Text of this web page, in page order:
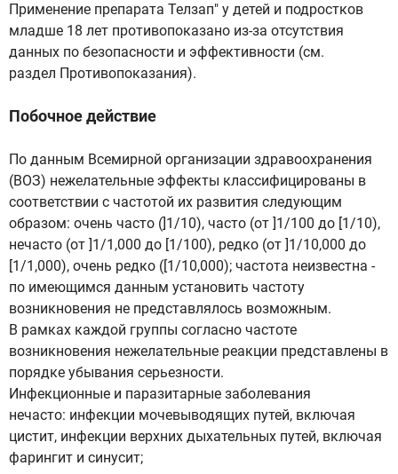
Применение препарата Телзап" у детей и подростков
младше 18 лет противопоказано из-за отсутствия
данных по безопасности и эффективности (см.
раздел Противопоказания).
Побочное действие
По данным Всемирной организации здравоохранения
(ВОЗ) нежелательные эффекты классифицированы в
соответствии с частотой их развития следующим
образом: очень часто (]1/10), часто (от ]1/100 до [1/10),
нечасто (от ]1/1,000 до [1/100), редко (от ]1/10,000 до
[1/1,000), очень редко ([1/10,000); частота неизвестна -
по имеющимся данным установить частоту
возникновения не представлялось возможным.
В рамках каждой группы согласно частоте
возникновения нежелательные реакции представлены в
порядке убывания серьезности.
Инфекционные и паразитарные заболевания
нечасто: инфекции мочевыводящих путей, включая
цистит, инфекции верхних дыхательных путей, включая
фарингит и синусит;